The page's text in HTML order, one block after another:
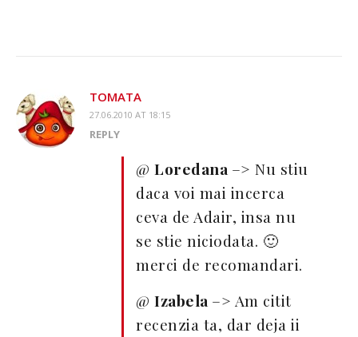
TOMATA
27.06.2010 AT 18:15
REPLY
@ Loredana –> Nu stiu
daca voi mai incerca
ceva de Adair, insa nu
se stie niciodata. 🙂
merci de recomandari.
@ Izabela –> Am citit
recenzia ta, dar deja ii